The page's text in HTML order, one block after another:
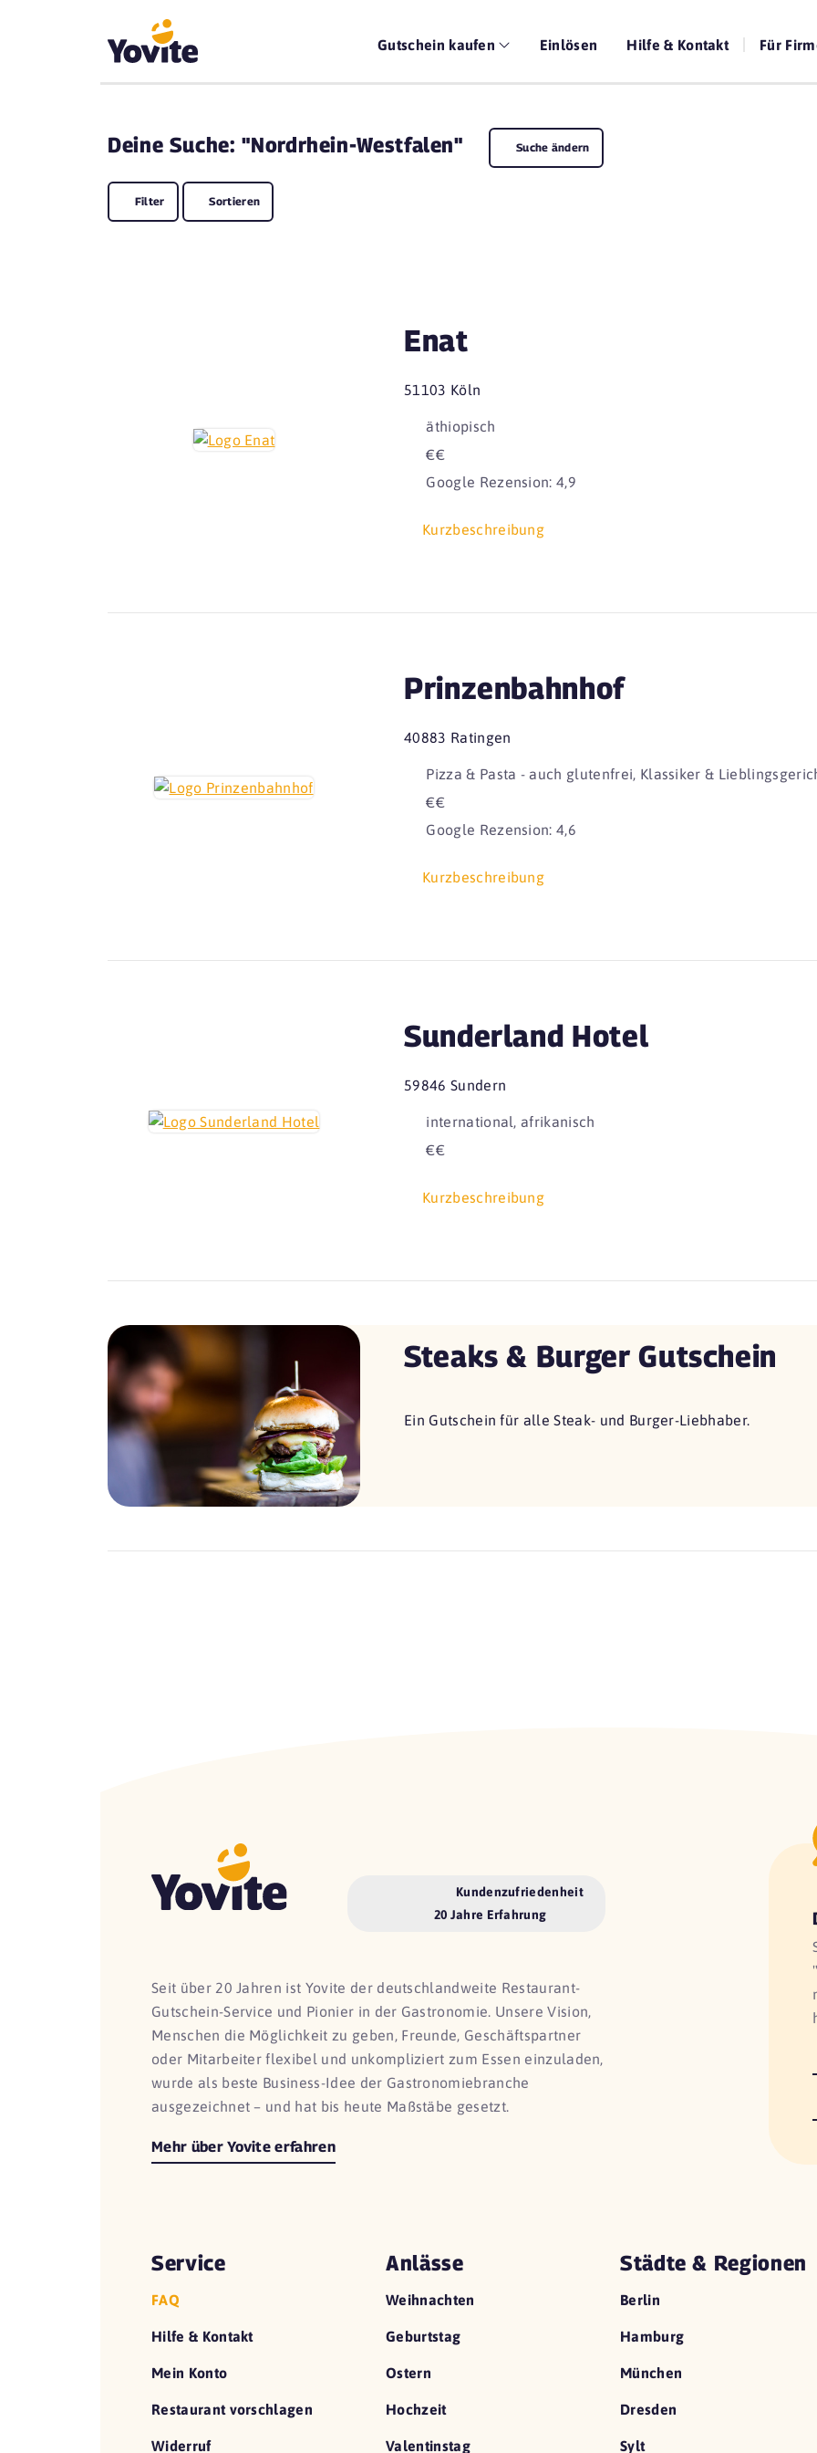
Gutschein kaufen Einlösen Hilfe & Kontakt Für
Deine Suche: "Nordrhein-Westfalen" Suche ändern
Filter Sortieren
Enat
51103 Köln
äthiopisch
€€
Google Rezension: 4,9
Kurzbeschreibung
Prinzenbahnhof
40883 Ratingen
Pizza & Pasta - auch glutenfrei, Klassiker &
€€
Google Rezension: 4,6
Kurzbeschreibung
Sunderland Hotel
59846 Sundern
international, afrikanisch
€€
Kurzbeschreibung
Steaks & Burger Gutschein
Ein Gutschein für alle Steak- und Burger-Liebhaber.
Kundenzufriedenheit
20 Jahre Erfahrung
Seit über 20 Jahren ist Yovite der deutschlandweite Restaurant-
Gutschein-Service und Pionier in der Gastronomie. Unsere Vision,
Menschen die Möglichkeit zu geben, Freunde, Geschäftspartner
oder Mitarbeiter flexibel und unkompliziert zum Essen einzuladen,
wurde als beste Business-Idee der Gastronomiebranche
ausgezeichnet – und hat bis heute Maßstäbe gesetzt.
Mehr über Yovite erfahren
Service
FAQ
Hilfe & Kontakt
Mein Konto
Restaurant vorschlagen
Widerruf
Anlässe
Weihnachten
Geburtstag
Ostern
Hochzeit
Valentinstag
Städte & Regionen
Berlin
Hamburg
München
Dresden
Sylt